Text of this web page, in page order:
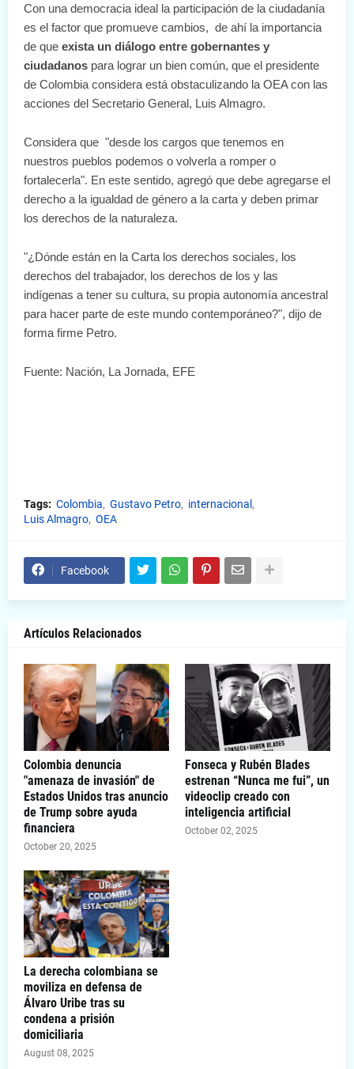
Con una democracia ideal la participación de la ciudadanía
es el factor que promueve cambios, de ahí la importancia
de que exista un diálogo entre gobernantes y
ciudadanos para lograr un bien común, que el presidente
de Colombia considera está obstaculizando la OEA con las
acciones del Secretario General, Luis Almagro.
Considera que "desde los cargos que tenemos en
nuestros pueblos podemos o volverla a romper o
fortalecerla". En este sentido, agregó que debe agregarse el
derecho a la igualdad de género a la carta y deben primar
los derechos de la naturaleza.
"¿Dónde están en la Carta los derechos sociales, los
derechos del trabajador, los derechos de los y las
indígenas a tener su cultura, su propia autonomía ancestral
para hacer parte de este mundo contemporáneo?", dijo de
forma firme Petro.
Fuente: Nación, La Jornada, EFE
Tags: Colombia Gustavo Petro
internacional
Luis Almagro OEA
Facebook
Artículos Relacionados
Colombia denuncia
"amenaza de invasión" de
Estados Unidos tras anuncio
de Trump sobre ayuda
financiera
October 20, 2025
Fonseca y Rubén Blades
estrenan “Nunca me fui”, un
videoclip creado con
inteligencia artificial
October 02, 2025
La derecha colombiana se
moviliza en defensa de
Álvaro Uribe tras su
condena a prisión
domiciliaria
August 08, 2025